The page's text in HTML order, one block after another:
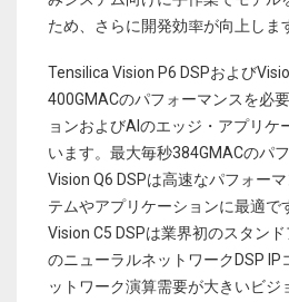
ため、さらに開発効率が向上しま
Tensilica Vision P6 DSPおよび
400GMACのパフォーマンスを必
ョンおよびAIのエッジ・アプリケ
います。最大毎秒384GMACのパ
Vision Q6 DSPは高速なパフォー
テムやアプリケーションに最適で
Vision C5 DSPは業界初のスタン
のニューラルネットワークDSP IP
ットワーク演算需要が大きいビジ